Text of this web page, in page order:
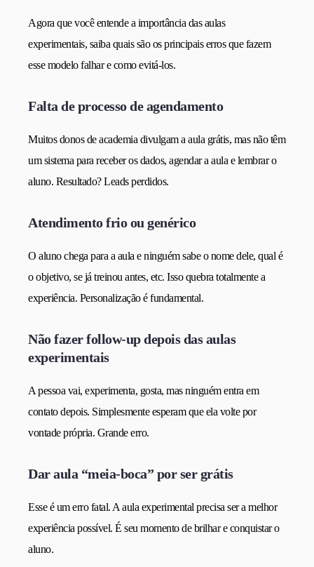
Agora que você entende a importância das aulas
experimentais, saiba quais são os principais erros que fazem
esse modelo falhar e como evitá-los.
Falta de processo de agendamento
Muitos donos de academia divulgam a aula grátis, mas não têm
um sistema para receber os dados, agendar a aula e lembrar o
aluno. Resultado? Leads perdidos.
Atendimento frio ou genérico
O aluno chega para a aula e ninguém sabe o nome dele, qual é
o objetivo, se já treinou antes, etc. Isso quebra totalmente a
experiência. Personalização é fundamental.
Não fazer follow-up depois das aulas
experimentais
A pessoa vai, experimenta, gosta, mas ninguém entra em
contato depois. Simplesmente esperam que ela volte por
vontade própria. Grande erro.
Dar aula “meia-boca” por ser grátis
Esse é um erro fatal. A aula experimental precisa ser a melhor
experiência possível. É seu momento de brilhar e conquistar o
aluno.